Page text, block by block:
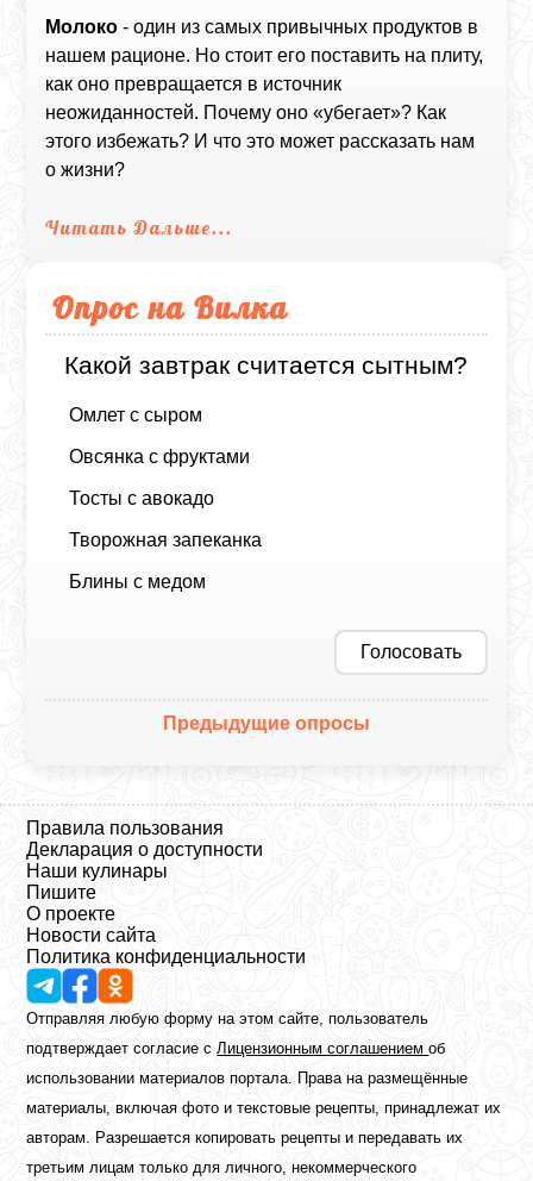
Молоко - один из самых привычных продуктов в
нашем рационе. Но стоит его поставить на плиту,
как оно превращается в источник
неожиданностей. Почему оно «убегает»? Как
этого избежать? И что это может рассказать нам
о жизни?
Читать Дальше...
Опрос на Вилка
Какой завтрак считается сытным?
Омлет с сыром
Овсянка с фруктами
Тосты с авокадо
Творожная запеканка
Блины с медом
Голосовать
Предыдущие опросы
Правила пользования
Декларация о доступности
Наши кулинары
Пишите
О проекте
Новости сайта
Политика конфиденциальности
Отправляя любую форму на этом сайте, пользователь
подтверждает согласие сЛицензионным соглашениемоб
использовании материалов портала. Права на размещённые
материалы, включая фото и текстовые рецепты, принадлежат их
авторам. Разрешается копировать рецепты и передавать их
третьим лицам только для личного, некоммерческого